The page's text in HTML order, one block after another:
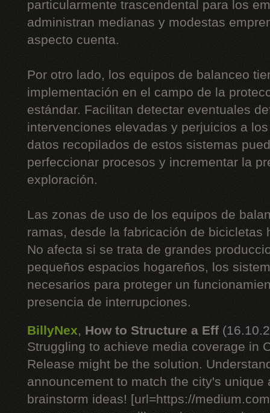
particularmente trascendental para los
administran medianas y modestas
aspecto cuenta.
Por otro lado, los equipos de balanceo
implementación en el campo de la
estándar. Facilitan detectar eventuales
intervenciones elevadas y perjuicios a
datos recopilados de estos sistemas
perfeccionar procesos y incrementar la
exploración.
Las zonas de uso de los equipos de
ramas, desde la fabricación de bicicletas
No afecta si se trata de grandes
pequeños espacios hogareños, los
necesarios para proteger un
presencia de interrupciones.
BillyNex, How to Structure a Eff
Struggling to achieve media coverage in
Release might be the solution.
announcement to match the city's
brainstorm ideas! [url=https://